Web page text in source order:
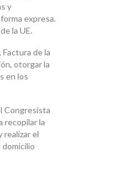
y
expresa.
la UE.
de la
otorgar la
en los
Congresista
recopilar la
realizar el
domicilio